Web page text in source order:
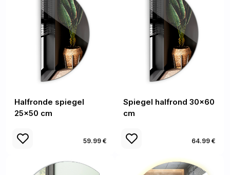
Halfronde spiegel
25x50 cm
59.99 €
Spiegel halfrond 30x60
cm
64.99 €